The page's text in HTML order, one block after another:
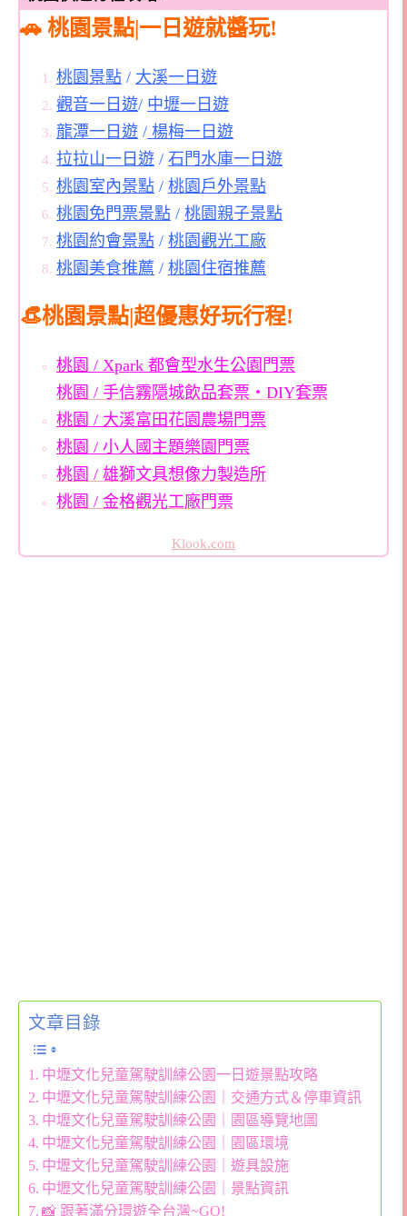
🚗 桃園景點|一日遊就醬玩!
桃園景點 / 大溪一日遊
觀音一日遊/ 中壢一日遊
龍潭一日遊 / 楊梅一日遊
拉拉山一日遊 / 石門水庫一日遊
桃園室內景點 / 桃園戶外景點
桃園免門票景點 / 桃園親子景點
桃園約會景點 / 桃園觀光工廠
桃園美食推薦 / 桃園住宿推薦
👒桃園景點|超優惠好玩行程!
桃園 / Xpark 都會型水生公園門票
桃園 / 手信霧隱城飲品套票・DIY套票
桃園 / 大溪富田花園農場門票
桃園 / 小人國主題樂園門票
桃園 / 雄獅文具想像力製造所
桃園 / 金格觀光工廠門票
Klook.com
文章目錄
中壢文化兒童駕駛訓練公園一日遊景點攻略
中壢文化兒童駕駛訓練公園｜交通方式＆停車資訊
中壢文化兒童駕駛訓練公園｜園區導覽地圖
中壢文化兒童駕駛訓練公園｜園區環境
中壢文化兒童駕駛訓練公園｜遊具設施
中壢文化兒童駕駛訓練公園｜景點資訊
📸 跟著滿分環遊全台灣~GO!